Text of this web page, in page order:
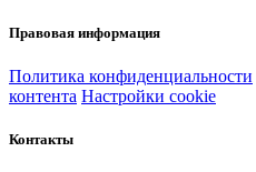
Правовая информация
Политика конфиденциальности
контента Настройки cookie
Контакты